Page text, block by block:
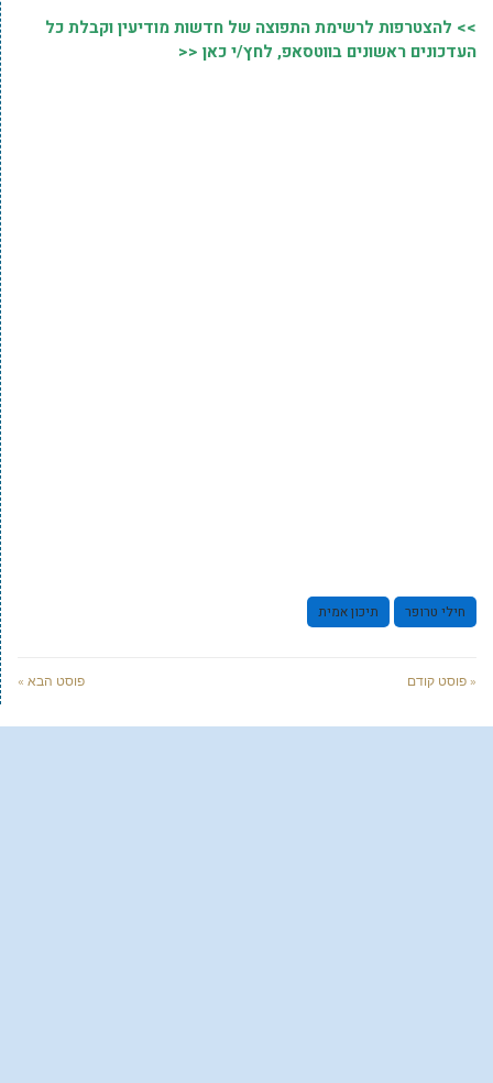
>> להצטרפות לרשימת התפוצה של חדשות מודיעין וקבלת כל
העדכונים ראשונים בווטסאפ, לחץ/י כאן <<
חילי טרופר תיכון אמית
« פוסט קודם פוסט הבא »